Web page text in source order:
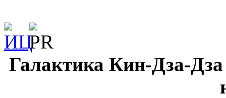
Галактика Кин-Дза-Дза